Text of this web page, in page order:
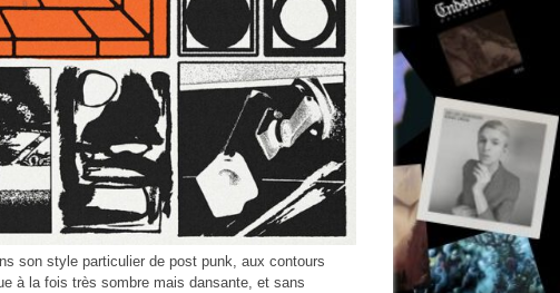
son style particulier de post punk, aux contours
à la fois très sombre mais dansante, et sans